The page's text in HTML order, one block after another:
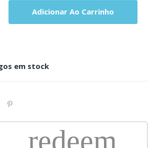
Adicionar Ao Carrinho
em stock
redeem